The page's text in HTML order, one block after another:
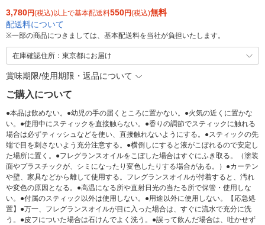
3,780円(税込)以上で基本配送料550円(税込)無料
配送料について
※一部の商品につきましては、基本配送料を当社が負担いたします。
在庫確認住所：東京都にお届け
賞味期限/使用期限・返品について
ご購入について
●本品は飲めない。●幼児の手の届くところに置かない。●火気の近くに置かな
い。●使用中にスティックを直接触らない。●香りの調節でスティックに触れる
場合は必ずティッシュなどを使い、直接触れないようにする。●スティックの先
端で目を刺さないよう充分注意する。●横倒しにすると液がこぼれるので安定し
た場所に置く。●フレグランスオイルをこぼした場合はすぐにふき取る。（塗装
面やプラスチックが、シミになったり変色したりする場合がある。）●カーテン
や壁、家具などから離して使用する。フレグランスオイルが付着すると、汚れ
や変色の原因となる。●高温になる所や直射日光の当たる所で保管・使用しな
い。●付属のスティック以外は使用しない。●用途以外に使用しない。【応急処
置】●万一、フレグランスオイルが目に入った場合は、すぐに流水で充分に洗
う。●皮フについた場合は石けんでよく洗う。●誤って飲んだ場合は、吐かせず